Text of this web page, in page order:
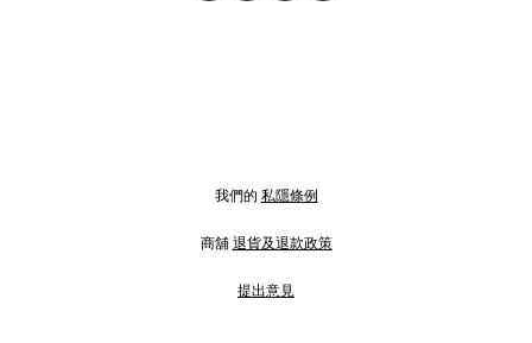
我們的 私隱條例
商舖 退貨及退款政策
提出意見